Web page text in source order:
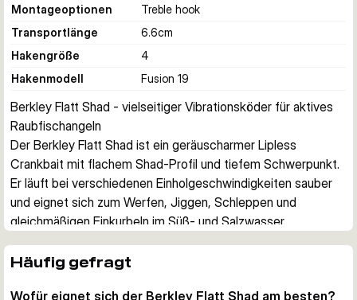
Montageoptionen
Treble hook
Transportlänge
6.6cm
Hakengröße
4
Hakenmodell
Fusion 19
Berkley Flatt Shad - vielseitiger Vibrationsköder für aktives
Raubfischangeln
Der Berkley Flatt Shad ist ein geräuscharmer Lipless
Crankbait mit flachem Shad-Profil und tiefem Schwerpunkt.
Er läuft bei verschiedenen Einholgeschwindigkeiten sauber
und eignet sich zum Werfen, Jiggen, Schleppen und
gleichmäßigen Einkurbeln im Süß- und Salzwasser.
Die breitere Bauchform sorgt für ein lebhaftes Laufverhalten,
Häufig gefragt
Wofür eignet sich der Berkley Flatt Shad am besten?